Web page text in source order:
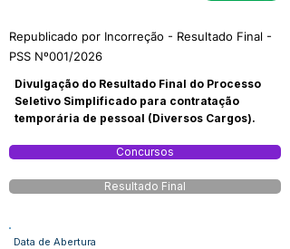
Republicado por Incorreção - Resultado Final -
PSS Nº001/2026
Divulgação do Resultado Final do Processo
Seletivo Simplificado para contratação
temporária de pessoal (Diversos Cargos).
Concursos
Resultado Final
Data de Abertura